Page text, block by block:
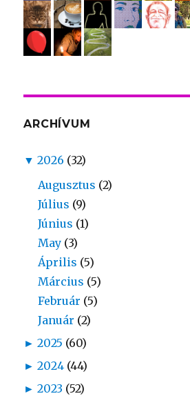
ARCHÍVUM
▼ 2026 (32)
Augusztus (2)
Július (9)
Június (1)
May (3)
Április (5)
Március (5)
Február (5)
Január (2)
► 2025 (60)
► 2024 (44)
► 2023 (52)